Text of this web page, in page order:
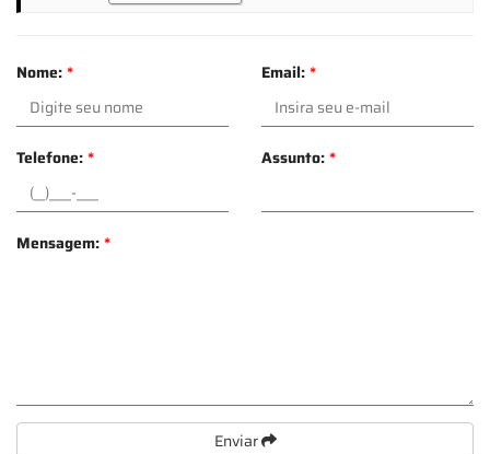
Nome:* Email:*
Telefone:* Assunto:*
Mensagem:*
Enviar